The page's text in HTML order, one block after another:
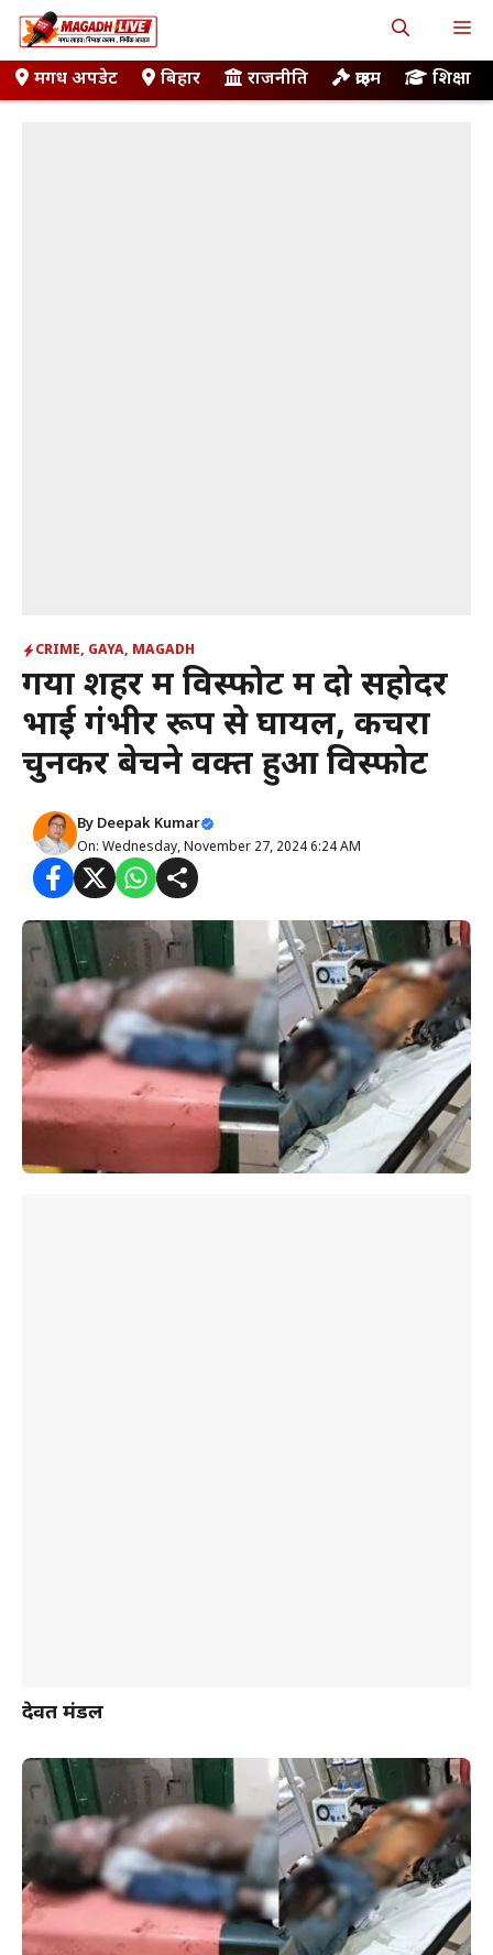
Skip
to
contentमगध अपडेट बिहार राजनीति क्राइम शिक्षा
CRIME, GAYA, MAGADH
गया शहर में विस्फोट में दो सहोदर
भाई गंभीर रूप से घायल, कचरा
चुनकर बेचने वक्त हुआ विस्फोट
By Deepak Kumar
On: Wednesday, November 27, 2024 6:24 AM
देवब्रत मंडल